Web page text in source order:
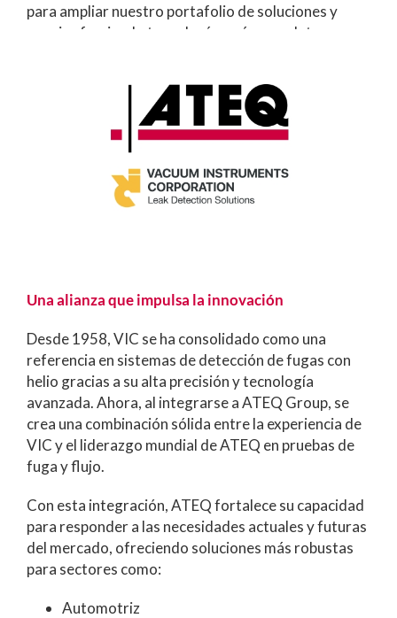
para ampliar nuestro portafolio de soluciones y
seguir ofreciendo tecnologías más completas,
Una alianza que impulsa la innovación
Desde 1958, VIC se ha consolidado como una
referencia en sistemas de detección de fugas con
helio gracias a su alta precisión y tecnología
avanzada. Ahora, al integrarse a ATEQ Group, se
crea una combinación sólida entre la experiencia de
VIC y el liderazgo mundial de ATEQ en pruebas de
fuga y flujo.
Con esta integración, ATEQ fortalece su capacidad
para responder a las necesidades actuales y futuras
del mercado, ofreciendo soluciones más robustas
para sectores como:
Automotriz